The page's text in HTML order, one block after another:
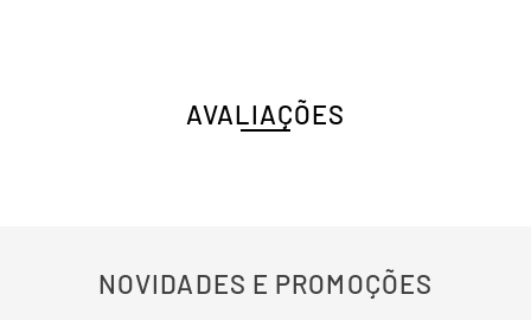
AVALIAÇÕES
NOVIDADES E PROMOÇÕES